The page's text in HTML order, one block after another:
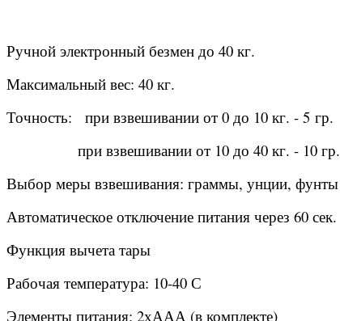
Ручной электронный безмен до 40 кг.
Максимальный вес: 40 кг.
Точность: при взвешивании от 0 до 10 кг. - 5 гр.
при взвешивании от 10 до 40 кг. - 10 гр.
Выбор меры взвешивания: граммы, унции, фунты
Автоматическое отключение питания через 60 сек.
Функция вычета тары
Рабочая температура: 10-40 С
Элементы питания: 2хААА (в комплекте)